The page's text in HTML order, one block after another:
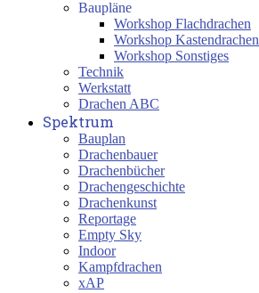
Baupläne
Workshop Flachdrachen
Workshop Kastendrachen
Workshop Sonstiges
Technik
Werkstatt
Drachen ABC
Spektrum
Bauplan
Drachenbauer
Drachenbücher
Drachengeschichte
Drachenkunst
Reportage
Empty Sky
Indoor
Kampfdrachen
xAP